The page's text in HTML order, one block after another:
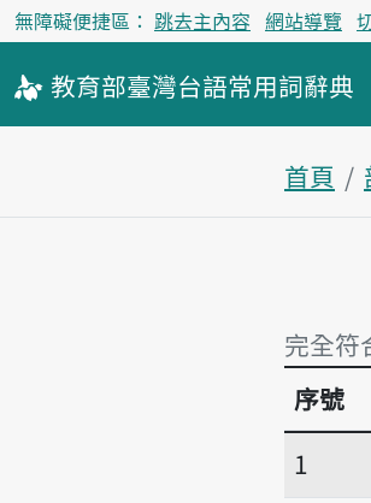
無障礙便捷區： 跳去主內容 網站導覽
教育部臺灣台語常用詞辭典
首頁
完全符
完全符
序號
1